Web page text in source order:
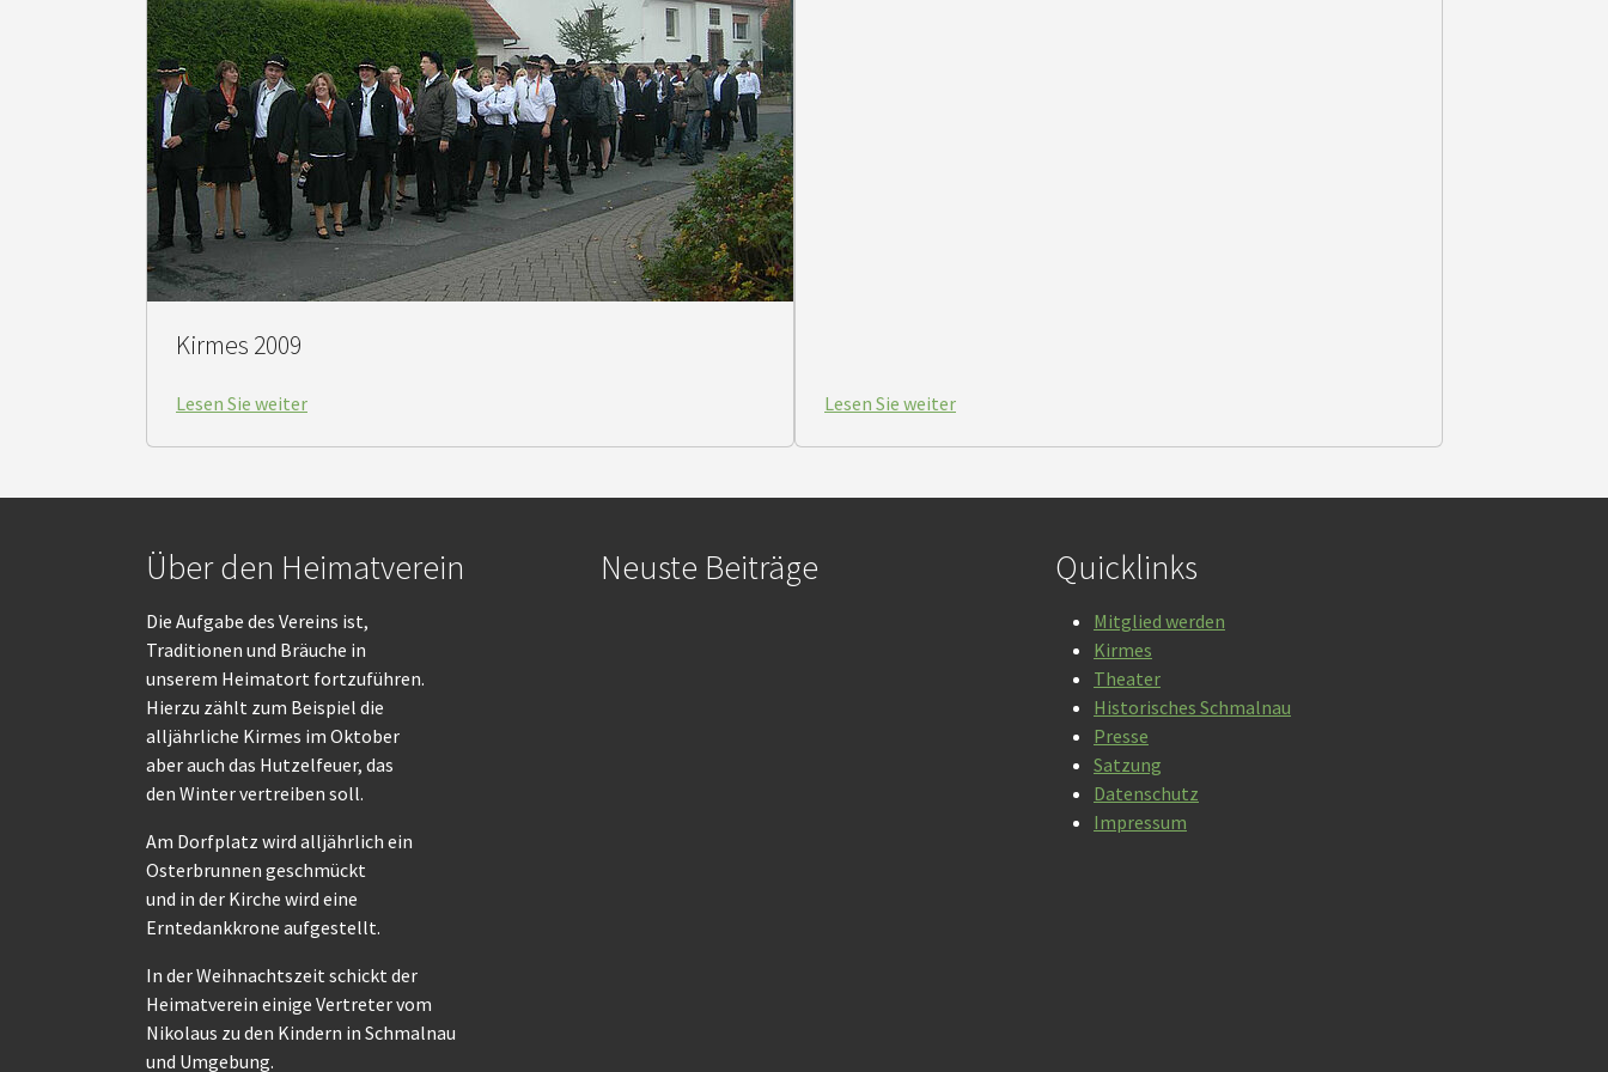
Kirmes 2009
Lesen Sie weiter Lesen Sie weiter
Über den Heimatverein
Die Aufgabe des Vereins ist,
Traditionen und Bräuche in
unserem Heimatort fortzuführen.
Hierzu zählt zum Beispiel die
alljährliche Kirmes im Oktober
aber auch das Hutzelfeuer, das
den Winter vertreiben soll.
Am Dorfplatz wird alljährlich ein
Osterbrunnen geschmückt
und in der Kirche wird eine
Erntedankkrone aufgestellt.
In der Weihnachtszeit schickt der
Heimatverein einige Vertreter vom
Nikolaus zu den Kindern in Schmalnau
und Umgebung.
Neuste Beiträge Quicklinks
Mitglied werden
Kirmes
Theater
Historisches Schmalnau
Presse
Satzung
Datenschutz
Impressum